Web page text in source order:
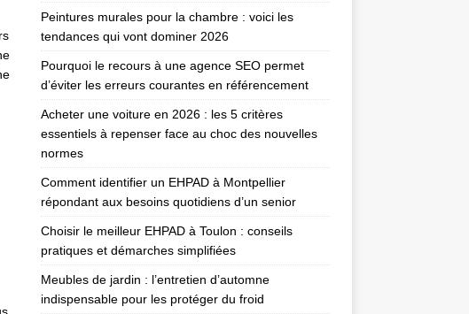
Peintures murales pour la chambre : voici les
tendances qui vont dominer 2026
Pourquoi le recours à une agence SEO permet
d’éviter les erreurs courantes en référencement
Acheter une voiture en 2026 : les 5 critères
essentiels à repenser face au choc des nouvelles
normes
Comment identifier un EHPAD à Montpellier
répondant aux besoins quotidiens d’un senior
Choisir le meilleur EHPAD à Toulon : conseils
pratiques et démarches simplifiées
Meubles de jardin : l’entretien d’automne
indispensable pour les protéger du froid